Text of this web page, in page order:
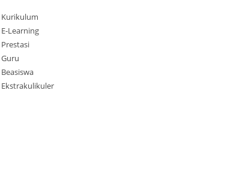
Kurikulum
E-Learning
Prestasi
Guru
Beasiswa
Ekstrakulikuler